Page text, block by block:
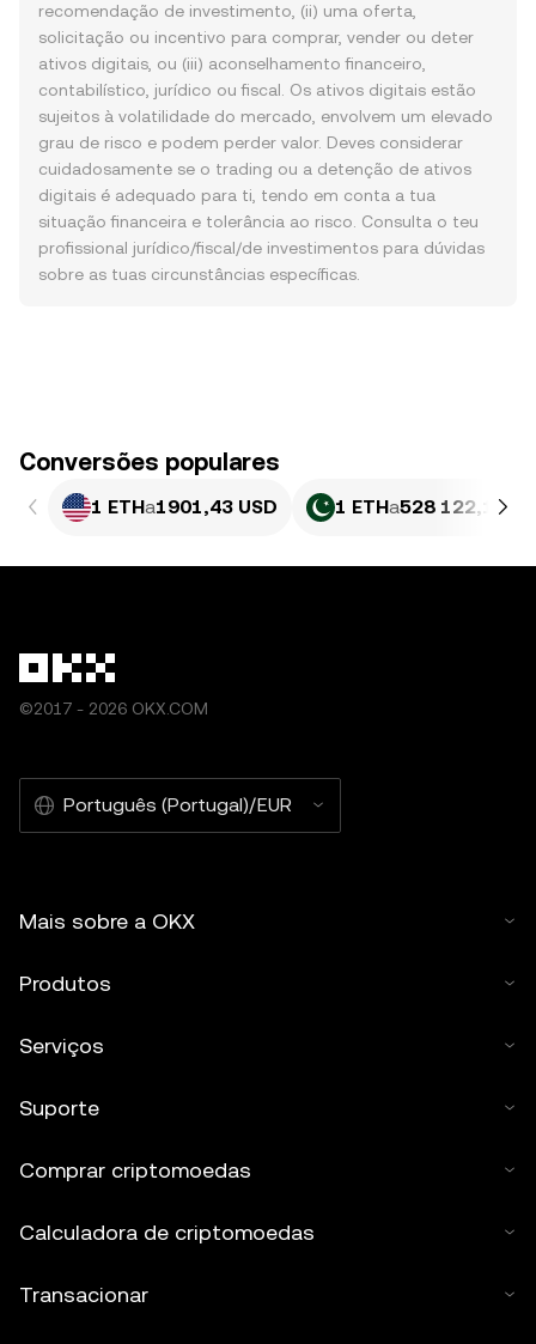
recomendação de investimento, (ii) uma oferta,
solicitação ou incentivo para comprar, vender ou deter
ativos digitais, ou (iii) aconselhamento financeiro,
contabilístico, jurídico ou fiscal. Os ativos digitais estão
sujeitos à volatilidade do mercado, envolvem um elevado
grau de risco e podem perder valor. Deves considerar
cuidadosamente se o trading ou a detenção de ativos
digitais é adequado para ti, tendo em conta a tua
situação financeira e tolerância ao risco. Consulta o teu
profissional jurídico/fiscal/de investimentos para dúvidas
sobre as tuas circunstâncias específicas.
Conversões populares
1 ETHa1901,43 USD 1 ETHa528 122,18
©2017 - 2026 OKX.COM
Português (Portugal)/EUR
Mais sobre a OKX
Produtos
Serviços
Suporte
Comprar criptomoedas
Calculadora de criptomoedas
Transacionar